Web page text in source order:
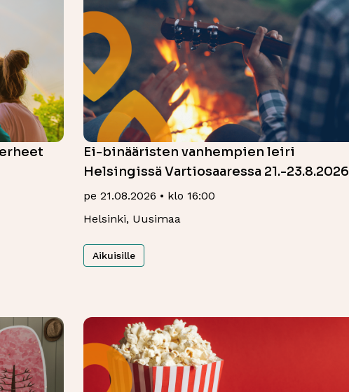
Ei-binääristen vanhempien leiri
Helsingissä Vartiosaaressa 21.-23.8.2026
pe 21.08.2026 • klo 16:00
Helsinki, Uusimaa
Aikuisille